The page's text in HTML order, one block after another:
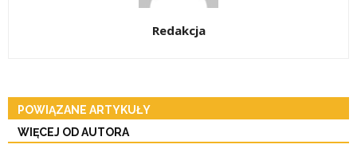
Redakcja
POWIĄZANE ARTYKUŁY
WIĘCEJ OD AUTORA